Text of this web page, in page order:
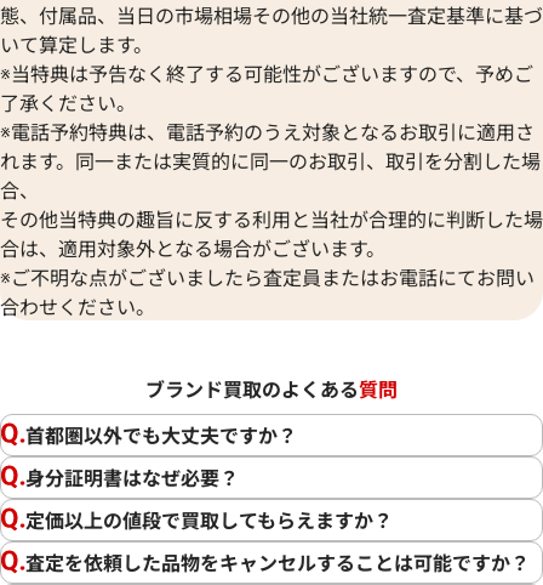
態、付属品、当日の市場相場その他の当社統一査定基準に基づ
いて算定します。
※当特典は予告なく終了する可能性がございますので、予めご
了承ください。
※電話予約特典は、電話予約のうえ対象となるお取引に適用さ
れます。同一または実質的に同一のお取引、取引を分割した場
合、
その他当特典の趣旨に反する利用と当社が合理的に判断した場
合は、適用対象外となる場合がございます。
※ご不明な点がございましたら査定員またはお電話にてお問い
合わせください。
ブランド買取のよくある質問
首都圏以外でも大丈夫ですか？
身分証明書はなぜ必要？
定価以上の値段で買取してもらえますか？
査定を依頼した品物をキャンセルすることは可能ですか？